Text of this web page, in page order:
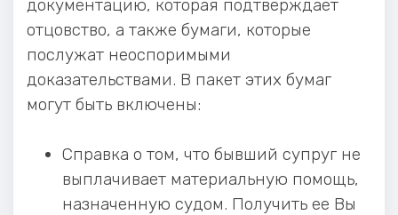
документацию, которая подтверждает
отцовство, а также бумаги, которые
послужат неоспоримыми
доказательствами. В пакет этих бумаг
могут быть включены:
Справка о том, что бывший супруг не
выплачивает материальную помощь,
назначенную судом. Получить ее Вы